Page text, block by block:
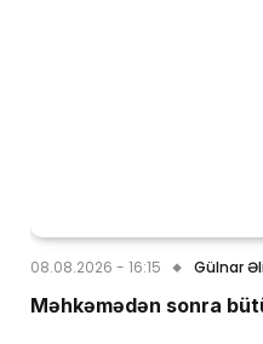
08.08.2026 - 16:15 Gülnar
Məhkəmədən sonra